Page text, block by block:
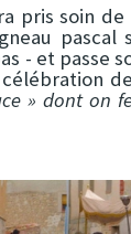
pris soin
pascal
- et passe
» dont on